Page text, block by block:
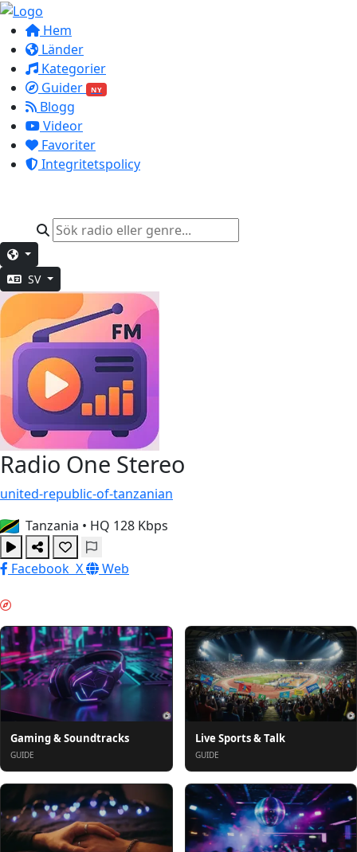
Hem
Länder
Kategorier
Guider
NY
Blogg
Videor
Favoriter
Integritetspolicy
SV
Radio One Stereo
united-republic-of-tanzanian
Tanzania • HQ 128 Kbps
Facebook X Web
Gaming & Soundtracks
GUIDE
Live Sports & Talk
GUIDE